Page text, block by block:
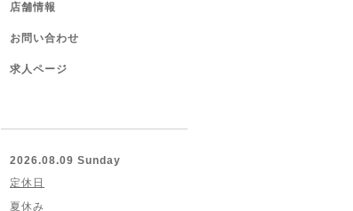
店舗情報
お問い合わせ
求人ページ
2026.08.09 Sunday
定休日
夏休み